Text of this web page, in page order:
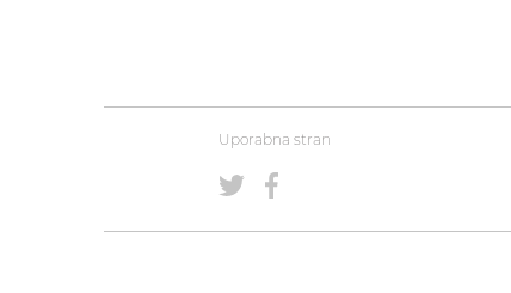
Uporabna stran